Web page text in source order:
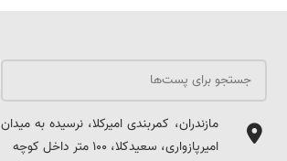
مازندران، کمربندی امیرکلا، نرسیده به میدان
امیرپازواری، سعیدکلا، 100 متر داخل کوچه